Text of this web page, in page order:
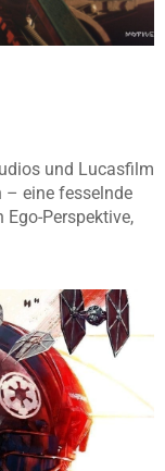
und Lucasfilm
– eine fesselnde
Perspektive,